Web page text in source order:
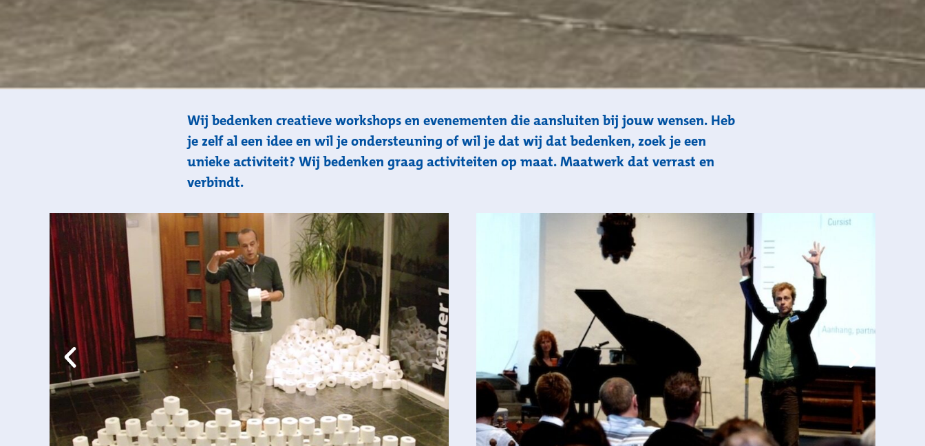
Wij bedenken creatieve workshops en evenementen die aansluiten bij jouw wensen. Heb
je zelf al een idee en wil je ondersteuning of wil je dat wij dat bedenken, zoek je een
unieke activiteit? Wij bedenken graag activiteiten op maat. Maatwerk dat verrast en
verbindt.